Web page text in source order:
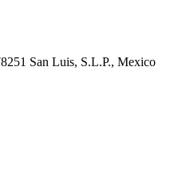
San Luis, S.L.P., Mexico